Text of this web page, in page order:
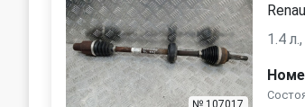
№ 107017
1.4